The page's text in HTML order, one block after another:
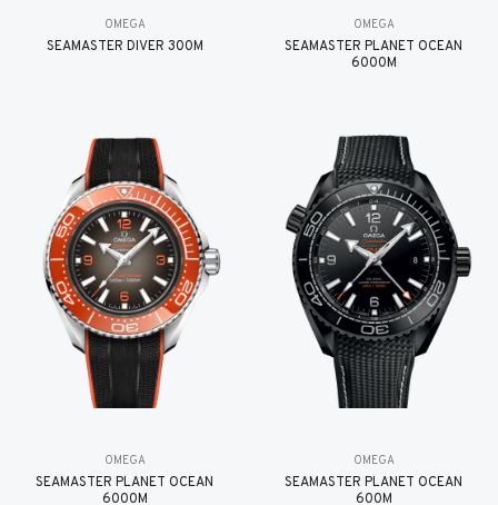
OMEGA
SEAMASTER DIVER 300M
OMEGA
SEAMASTER PLANET OCEAN
6000M
OMEGA
SEAMASTER PLANET OCEAN
6000M
OMEGA
SEAMASTER PLANET OCEAN
600M